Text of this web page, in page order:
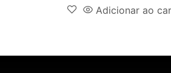
Adicionar ao